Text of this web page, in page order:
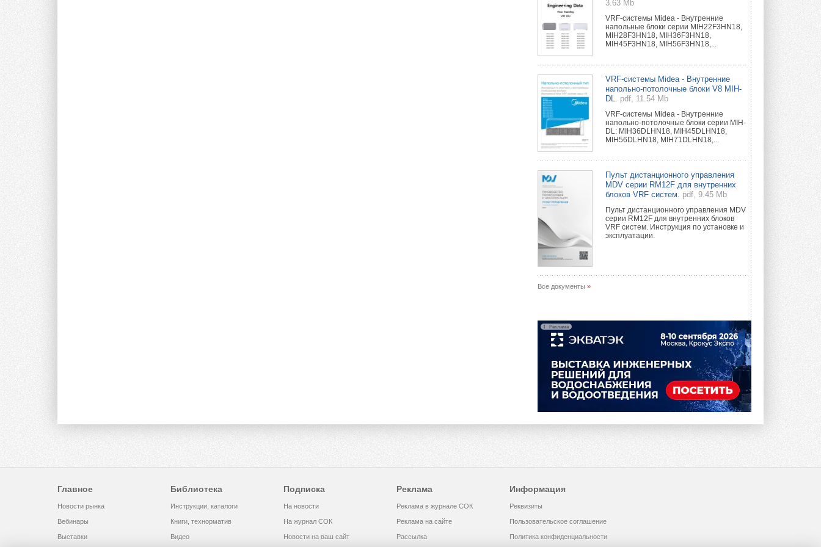
3.63 Mb
VRF-системы Midea - Внутренние
напольные блоки серии MIH22F3HN18,
MIH28F3HN18, MIH36F3HN18,
MIH45F3HN18, MIH56F3HN18,...
VRF-системы Midea - Внутренние
напольно-потолочные блоки V8 MIH-
DL.
pdf, 11.54 Mb
VRF-системы Midea - Внутренние
напольно-потолочные блоки серии MIH-
DL: MIH36DLHN18, MIH45DLHN18,
MIH56DLHN18, MIH71DLHN18,...
Пульт дистанционного управления
MDV серии RM12F для внутренних
блоков VRF систем.
pdf, 9.45 Mb
Пульт дистанционного управления MDV
серии RM12F для внутренних блоков
VRF систем. Инструкция по установке и
эксплуатации.
Все документы »
Реклама
Главное
Новости рынка
Вебинары
Выставки
Библиотека
Инструкции, каталоги
Книги, технорматив
Видео
Подписка
На новости
На журнал СОК
Новости на ваш сайт
Реклама
Реклама в журнале СОК
Реклама на сайте
Рассылка
Информация
Реквизиты
Пользовательское соглашение
Политика конфиденциальности